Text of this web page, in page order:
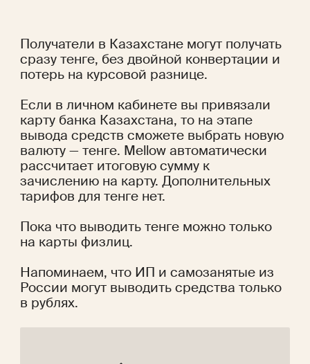
Получатели в Казахстане могут получать
сразу тенге, без двойной конвертации и
потерь на курсовой разнице.
Если в личном кабинете вы привязали
карту банка Казахстана, то на этапе
вывода средств сможете выбрать новую
валюту — тенге. Mellow автоматически
рассчитает итоговую сумму к
зачислению на карту. Дополнительных
тарифов для тенге нет.
Пока что выводить тенге можно только
на карты физлиц.
Напоминаем, что ИП и самозанятые из
России могут выводить средства только
в рублях.